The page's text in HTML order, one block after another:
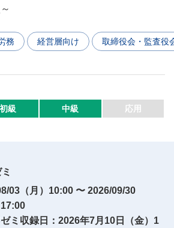
き検索
務 経営層向け 取締役会・監査役
初級 中級 応用
03（月）10:00 〜 2026/09/30
17:00
ミ収録日：2026年7月10日（金）1